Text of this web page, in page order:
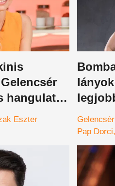
hangulatba
Eszter
Pap Dorci